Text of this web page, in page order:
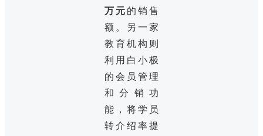
万元 的销售
额。另一家
教育机构则
利用白小极
的会员管理
和分销功
能，将学员
转介绍率提